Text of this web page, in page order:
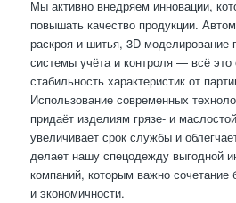
Мы активно внедряем инновации,
повышать качество продукции.
раскроя и шитья, 3D-
системы учёта и контроля — всё это
стабильность характеристик от
Использование современных
придаёт изделиям грязе- и
увеличивает срок службы и
делает нашу спецодежду выгодной
компаний, которым важно сочетание
и экономичности.